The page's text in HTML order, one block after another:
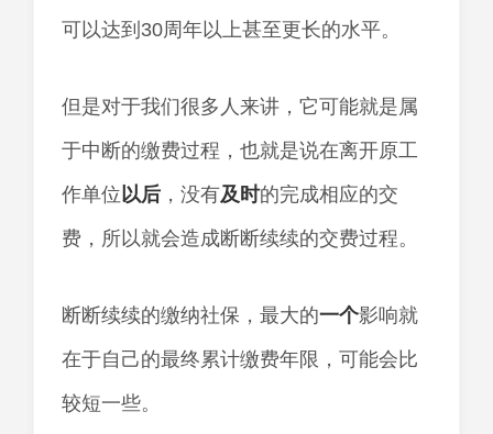
可以达到30周年以上甚至更长的水平。
但是对于我们很多人来讲，它可能就是属
于中断的缴费过程，也就是说在离开原工
作单位以后 ，没有及时的完成相应的交
费，所以就会造成断断续续的交费过程。
断断续续的缴纳社保，最大的一个影响就
在于自己的最终累计缴费年限，可能会比
较短一些。